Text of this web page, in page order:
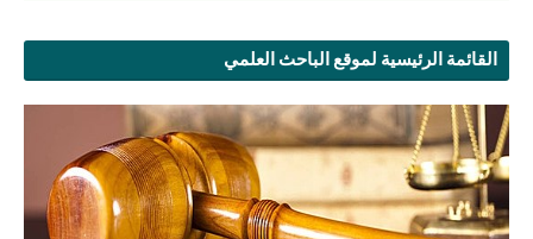
القائمة الرئيسية لموقع الباحث العلمي